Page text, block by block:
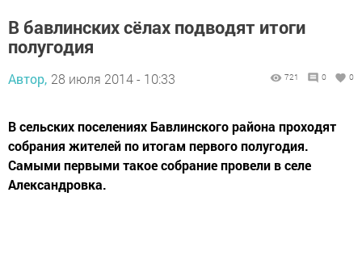
В бавлинских сёлах подводят итоги
полугодия
Автор, 28 июля 2014 - 10:33 721 0 0
В сельских поселениях Бавлинского района проходят
собрания жителей по итогам первого полугодия.
Самыми первыми такое собрание провели в селе
Александровка.